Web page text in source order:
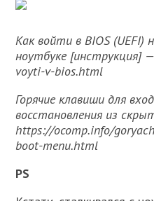
Как войти в BIOS (UEFI)
ноутбуке [инструкция]
voyti-v-bios.html
Горячие клавиши для
восстановления из
https://ocomp.info/
boot-menu.html
PS